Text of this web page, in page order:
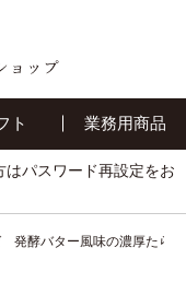
ト 業務用商品
はパスワード再設定をお
発酵バター風味の濃厚たら